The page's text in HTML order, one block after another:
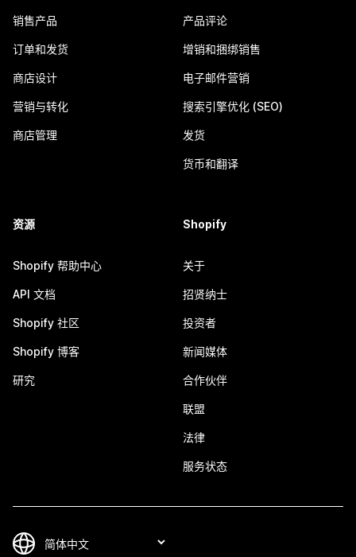
销售产品
订单和发货
商店设计
营销与转化
商店管理
产品评论
增销和捆绑销售
电子邮件营销
搜索引擎优化 (SEO)
发货
货币和翻译
资源
Shopify 帮助中心
API 文档
Shopify 社区
Shopify 博客
研究
Shopify
关于
招贤纳士
投资者
新闻媒体
合作伙伴
联盟
法律
服务状态